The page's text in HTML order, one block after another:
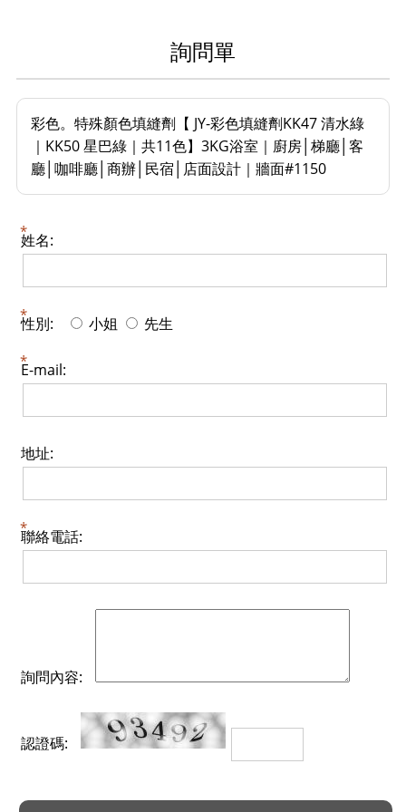
詢問單
彩色。特殊顏色填縫劑【 JY-彩色填縫劑KK47 清水綠
｜KK50 星巴綠｜共11色】3KG浴室｜廚房│梯廳│客
廳│咖啡廳│商辦│民宿│店面設計｜牆面#1150
姓名:
性別: 小姐 先生
E-mail:
地址:
聯絡電話:
詢問內容:
認證碼: